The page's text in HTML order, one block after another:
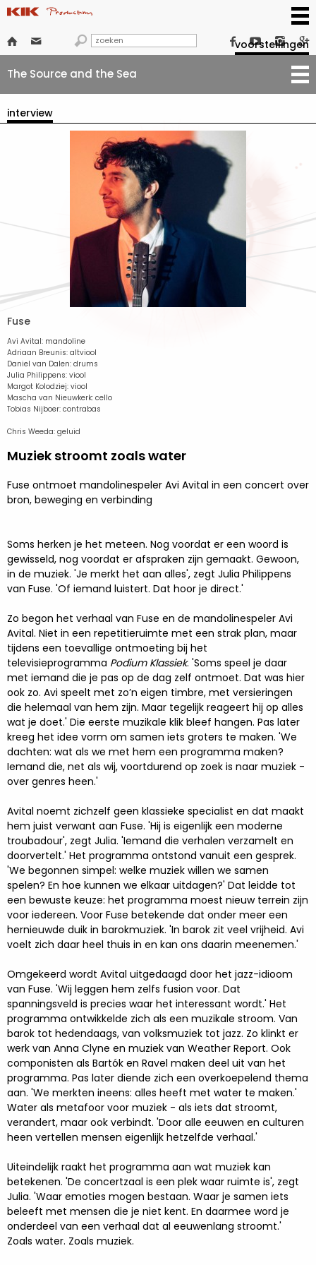
      
voorstellingen
The Source and the Sea
interview
Fuse
Avi Avital: mandoline
Adriaan Breunis: altviool
Daniel van Dalen: drums
Julia Philippens: viool
Margot Kolodziej: viool
Mascha van Nieuwkerk: cello
Tobias Nijboer: contrabas
Chris Weeda: geluid
Muziek stroomt zoals water
Fuse ontmoet mandolinespeler Avi Avital in een concert over
bron, beweging en verbinding
Soms herken je het meteen. Nog voordat er een woord is
gewisseld, nog voordat er afspraken zijn gemaakt. Gewoon,
in de muziek. 'Je merkt het aan alles', zegt Julia Philippens
van Fuse. 'Of iemand luistert. Dat hoor je direct.'
Zo begon het verhaal van Fuse en de mandolinespeler Avi
Avital. Niet in een repetitieruimte met een strak plan, maar
tijdens een toevallige ontmoeting bij het
televisieprogramma Podium Klassiek. 'Soms speel je daar
met iemand die je pas op de dag zelf ontmoet. Dat was hier
ook zo. Avi speelt met zo’n eigen timbre, met versieringen
die helemaal van hem zijn. Maar tegelijk reageert hij op alles
wat je doet.' Die eerste muzikale klik bleef hangen. Pas later
kreeg het idee vorm om samen iets groters te maken. 'We
dachten: wat als we met hem een programma maken?
Iemand die, net als wij, voortdurend op zoek is naar muziek -
over genres heen.'
Avital noemt zichzelf geen klassieke specialist en dat maakt
hem juist verwant aan Fuse. 'Hij is eigenlijk een moderne
troubadour', zegt Julia. 'Iemand die verhalen verzamelt en
doorvertelt.' Het programma ontstond vanuit een gesprek.
'We begonnen simpel: welke muziek willen we samen
spelen? En hoe kunnen we elkaar uitdagen?' Dat leidde tot
een bewuste keuze: het programma moest nieuw terrein zijn
voor iedereen. Voor Fuse betekende dat onder meer een
hernieuwde duik in barokmuziek. 'In barok zit veel vrijheid. Avi
voelt zich daar heel thuis in en kan ons daarin meenemen.'
Omgekeerd wordt Avital uitgedaagd door het jazz-idioom
van Fuse. 'Wij leggen hem zelfs fusion voor. Dat
spanningsveld is precies waar het interessant wordt.' Het
programma ontwikkelde zich als een muzikale stroom. Van
barok tot hedendaags, van volksmuziek tot jazz. Zo klinkt er
werk van Anna Clyne en muziek van Weather Report. Ook
componisten als Bartók en Ravel maken deel uit van het
programma. Pas later diende zich een overkoepelend thema
aan. 'We merkten ineens: alles heeft met water te maken.'
Water als metafoor voor muziek - als iets dat stroomt,
verandert, maar ook verbindt. 'Door alle eeuwen en culturen
heen vertellen mensen eigenlijk hetzelfde verhaal.'
Uiteindelijk raakt het programma aan wat muziek kan
betekenen. 'De concertzaal is een plek waar ruimte is', zegt
Julia. 'Waar emoties mogen bestaan. Waar je samen iets
beleeft met mensen die je niet kent. En daarmee word je
onderdeel van een verhaal dat al eeuwenlang stroomt.'
Zoals water. Zoals muziek.